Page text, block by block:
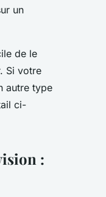
un
de le
Si votre
autre type
ci-
: